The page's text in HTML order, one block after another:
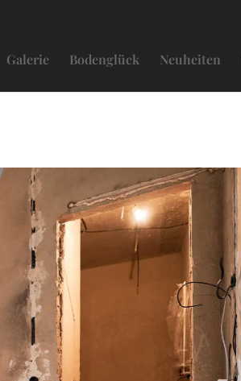
Galerie Bodenglück Neuheiten